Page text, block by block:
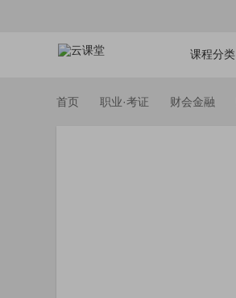
课程分类
首页 职业·考证 财会金融